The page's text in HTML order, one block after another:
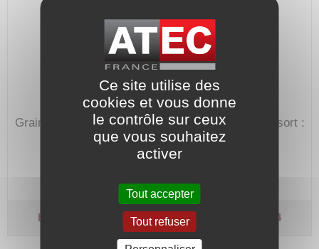
Grain mobile : Carbone.Joint : Nitrile - Cage/Ressort :
Inox 304.
Prix : 26,40 €HT
Bague mobile - Type MG1/D - Arbre Ø 20 Ca-Ni-I4
Ce site utilise des
cookies et vous donne
le contrôle sur ceux
que vous souhaitez
activer
Tout accepter
Tout refuser